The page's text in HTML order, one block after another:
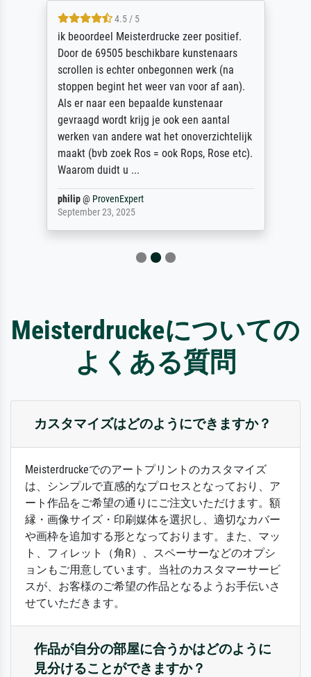
4.5 / 5
ik beoordeel Meisterdrucke zeer positief.
Door de 69505 beschikbare kunstenaars
scrollen is echter onbegonnen werk (na
stoppen begint het weer van voor af aan).
Als er naar een bepaalde kunstenaar
gevraagd wordt krijg je ook een aantal
werken van andere wat het onoverzichtelijk
maakt (bvb zoek Ros = ook Rops, Rose etc).
Waarom duidt u ...
philip@ ProvenExpert
September 23, 2025
Meisterdruckeについての
よくある質問
カスタマイズはどのようにできますか？
Meisterdruckeでのアートプリントのカスタマイズ
は、シンプルで直感的なプロセスとなっており、ア
ート作品をご希望の通りにご注文いただけます。額
縁・画像サイズ・印刷媒体を選択し、適切なカバー
や画枠を追加する形となっております。また、マッ
ト、フィレット（角R）、スペーサーなどのオプシ
ョンもご用意しています。当社のカスタマーサービ
スが、お客様のご希望の作品となるようお手伝いさ
せていただきます。
作品が自分の部屋に合うかはどのように
見分けることができますか？